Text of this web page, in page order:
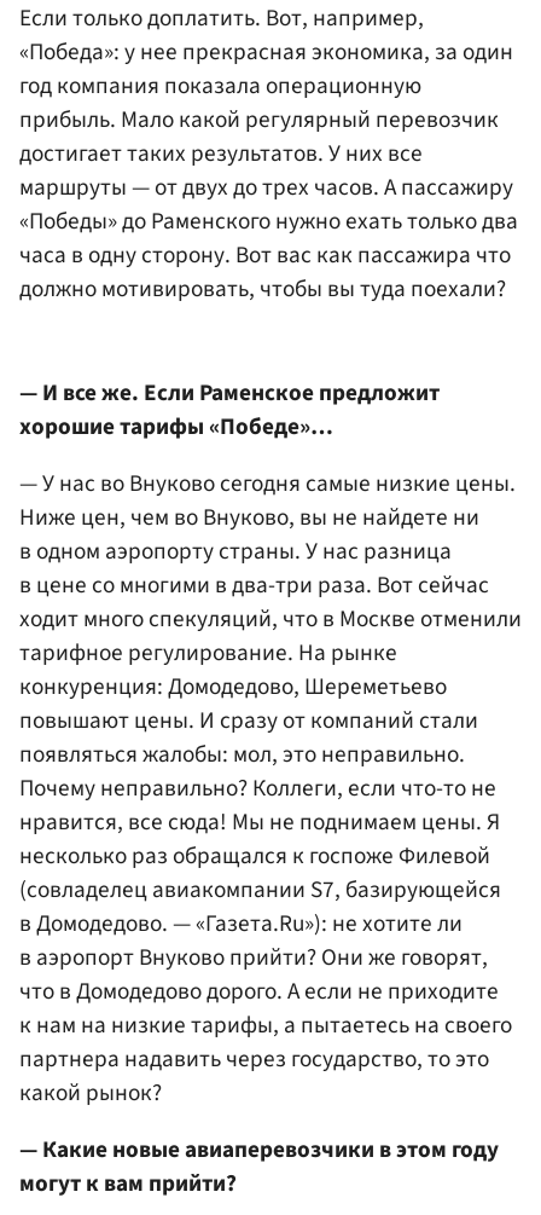
Если только доплатить. Вот, например,
«Победа»: у нее прекрасная экономика, за один
год компания показала операционную
прибыль. Мало какой регулярный перевозчик
достигает таких результатов. У них все
маршруты — от двух до трех часов. А пассажиру
«Победы» до Раменского нужно ехать только два
часа в одну сторону. Вот вас как пассажира что
должно мотивировать, чтобы вы туда поехали?
— И все же. Если Раменское предложит
хорошие тарифы «Победе»…
— У нас во Внуково сегодня самые низкие цены.
Ниже цен, чем во Внуково, вы не найдете ни
в одном аэропорту страны. У нас разница
в цене со многими в два-три раза. Вот сейчас
ходит много спекуляций, что в Москве отменили
тарифное регулирование. На рынке
конкуренция: Домодедово, Шереметьево
повышают цены. И сразу от компаний стали
появляться жалобы: мол, это неправильно.
Почему неправильно? Коллеги, если что-то не
нравится, все сюда! Мы не поднимаем цены. Я
несколько раз обращался к госпоже Филевой
(совладелец авиакомпании S7, базирующейся
в Домодедово. — «Газета.Ru»): не хотите ли
в аэропорт Внуково прийти? Они же говорят,
что в Домодедово дорого. А если не приходите
к нам на низкие тарифы, а пытаетесь на своего
партнера надавить через государство, то это
какой рынок?
— Какие новые авиаперевозчики в этом году
могут к вам прийти?